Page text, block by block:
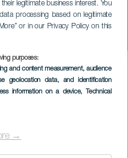
legitimate business interest. You
processing based on legitimate
or in our Privacy Policy on this
purposes:
and content measurement, audience
geolocation data, and identification
information on a device, Technical
→
Ari